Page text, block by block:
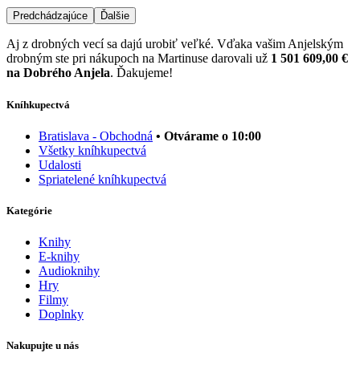
Predchádzajúce Ďalšie
Aj z drobných vecí sa dajú urobiť veľké. Vďaka vašim Anjelským
drobným ste pri nákupoch na Martinuse darovali už 1 501 609,00 €
na Dobrého Anjela. Ďakujeme!
Kníhkupectvá
Bratislava - Obchodná • Otvárame o 10:00
Všetky kníhkupectvá
Udalosti
Spriatelené kníhkupectvá
Kategórie
Knihy
E-knihy
Audioknihy
Hry
Filmy
Doplnky
Nakupujte u nás